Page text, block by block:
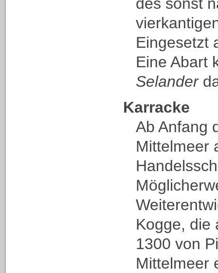
des sonst
Eingesetzt
Eine Abart
Selander
Karracke
Ab Anfang
Mittelmeer
Kogge, die
1300 von
Mittelmeer